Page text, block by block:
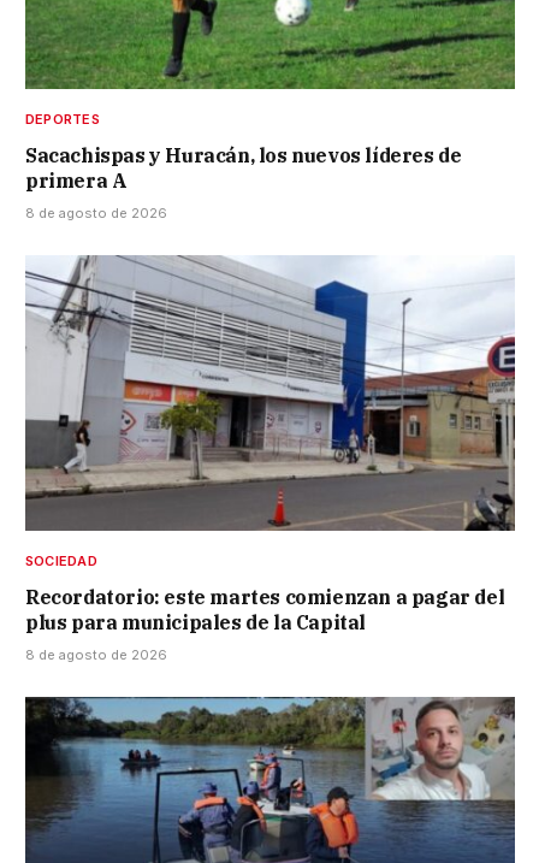
DEPORTES
Sacachispas y Huracán, los nuevos líderes de
primera A
8 de agosto de 2026
SOCIEDAD
Recordatorio: este martes comienzan a pagar del
plus para municipales de la Capital
8 de agosto de 2026